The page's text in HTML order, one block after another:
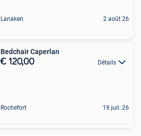
Lanaken 2 août 26
Bedchair Caperlan
€ 120,00 Détails
Rochefort 19 juil. 26